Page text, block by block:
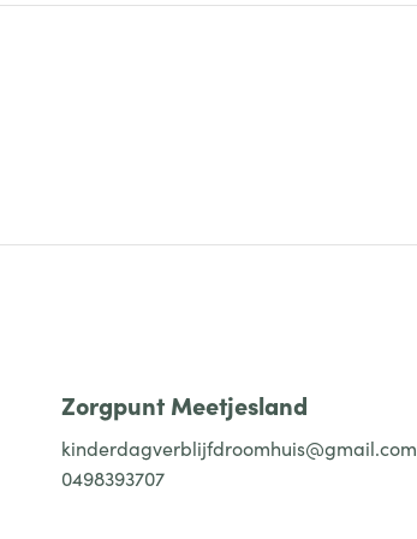
Zorgpunt Meetjesland
kinderdagverblijfdroomhuis@gmail.com
0498393707